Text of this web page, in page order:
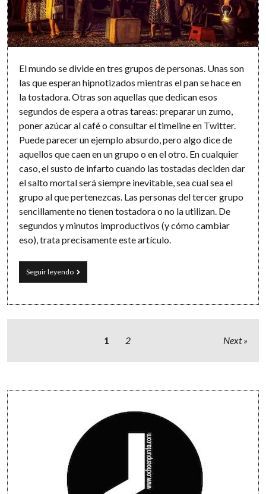
El mundo se divide en tres grupos de personas. Unas son
las que esperan hipnotizados mientras el pan se hace en
la tostadora. Otras son aquellas que dedican esos
segundos de espera a otras tareas: preparar un zumo,
poner azúcar al café o consultar el timeline en Twitter.
Puede parecer un ejemplo absurdo, pero algo dice de
aquellos que caen en un grupo o en el otro. En cualquier
caso, el susto de infarto cuando las tostadas deciden dar
el salto mortal será siempre inevitable, sea cual sea el
grupo al que pertenezcas. Las personas del tercer grupo
sencillamente no tienen tostadora o no la utilizan. De
segundos y minutos improductivos (y cómo cambiar
eso), trata precisamente este artículo.
Seguir leyendo15
minitareas
que
1 2 Next
Sidebar